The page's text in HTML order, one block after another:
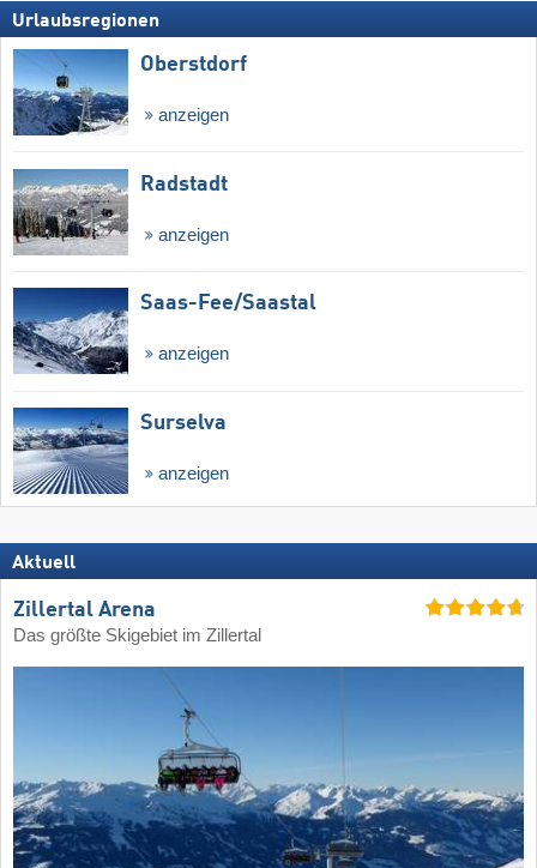
Urlaubsregionen
Oberstdorf
anzeigen
Radstadt
anzeigen
Saas-Fee/​Saastal
anzeigen
Surselva
anzeigen
Aktuell
Zillertal Arena
Das größte Skigebiet im Zillertal